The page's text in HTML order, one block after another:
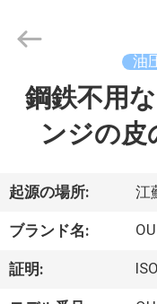
家
製
品
ビ
2020
INTERNATIONAL
GROUP
油
鋼鉄不用
ンジの皮
起源の場所: 江
ブランド名:
証明: